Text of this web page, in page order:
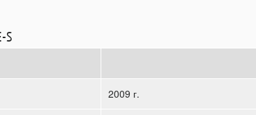
S
2009 г.